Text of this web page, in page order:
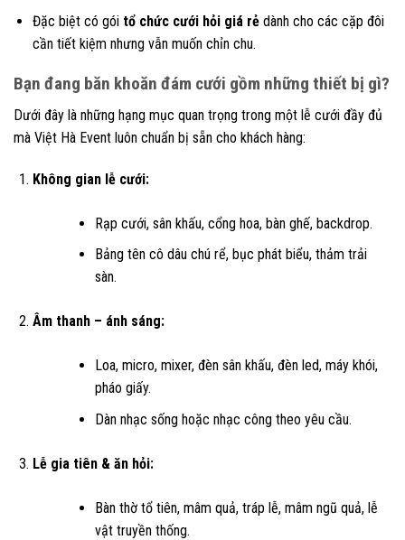
Đặc biệt có gói tổ chức cưới hỏi giá rẻdành cho các cặp đôi
cần tiết kiệm nhưng vẫn muốn chỉn chu.
Bạn đang băn khoăn đám cưới gồm những thiết bị gì?
Dưới đây là những hạng mục quan trọng trong một lễ cưới đầy đủ
mà Việt Hà Event luôn chuẩn bị sẵn cho khách hàng:
Không gian lễ cưới:
Rạp cưới, sân khấu, cổng hoa, bàn ghế, backdrop.
Bảng tên cô dâu chú rể, bục phát biểu, thảm trải
sàn.
Âm thanh – ánh sáng:
Loa, micro, mixer, đèn sân khấu, đèn led, máy khói,
pháo giấy.
Dàn nhạc sống hoặc nhạc công theo yêu cầu.
Lễ gia tiên & ăn hỏi:
Bàn thờ tổ tiên, mâm quả, tráp lễ, mâm ngũ quả, lễ
vật truyền thống.